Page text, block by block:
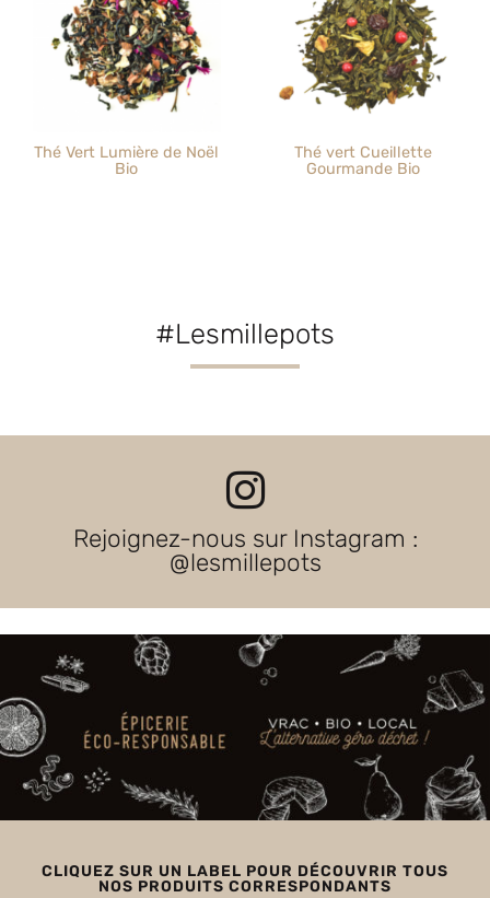
Thé Vert Lumière de Noël
Bio
Thé vert Cueillette
Gourmande Bio
#Lesmillepots
Rejoignez-nous sur Instagram :
@lesmillepots
CLIQUEZ SUR UN LABEL POUR DÉCOUVRIR TOUS
NOS PRODUITS CORRESPONDANTS